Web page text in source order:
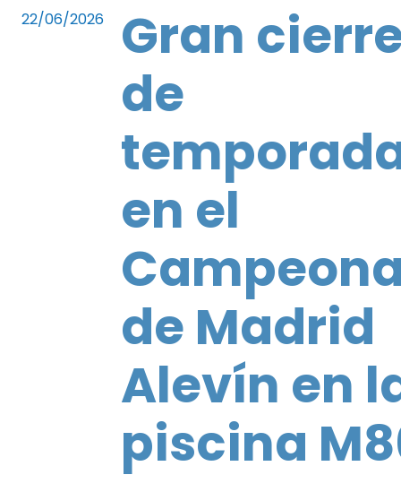
22/06/2026
Gran
de
en el
de Madrid
Alevín en
piscina